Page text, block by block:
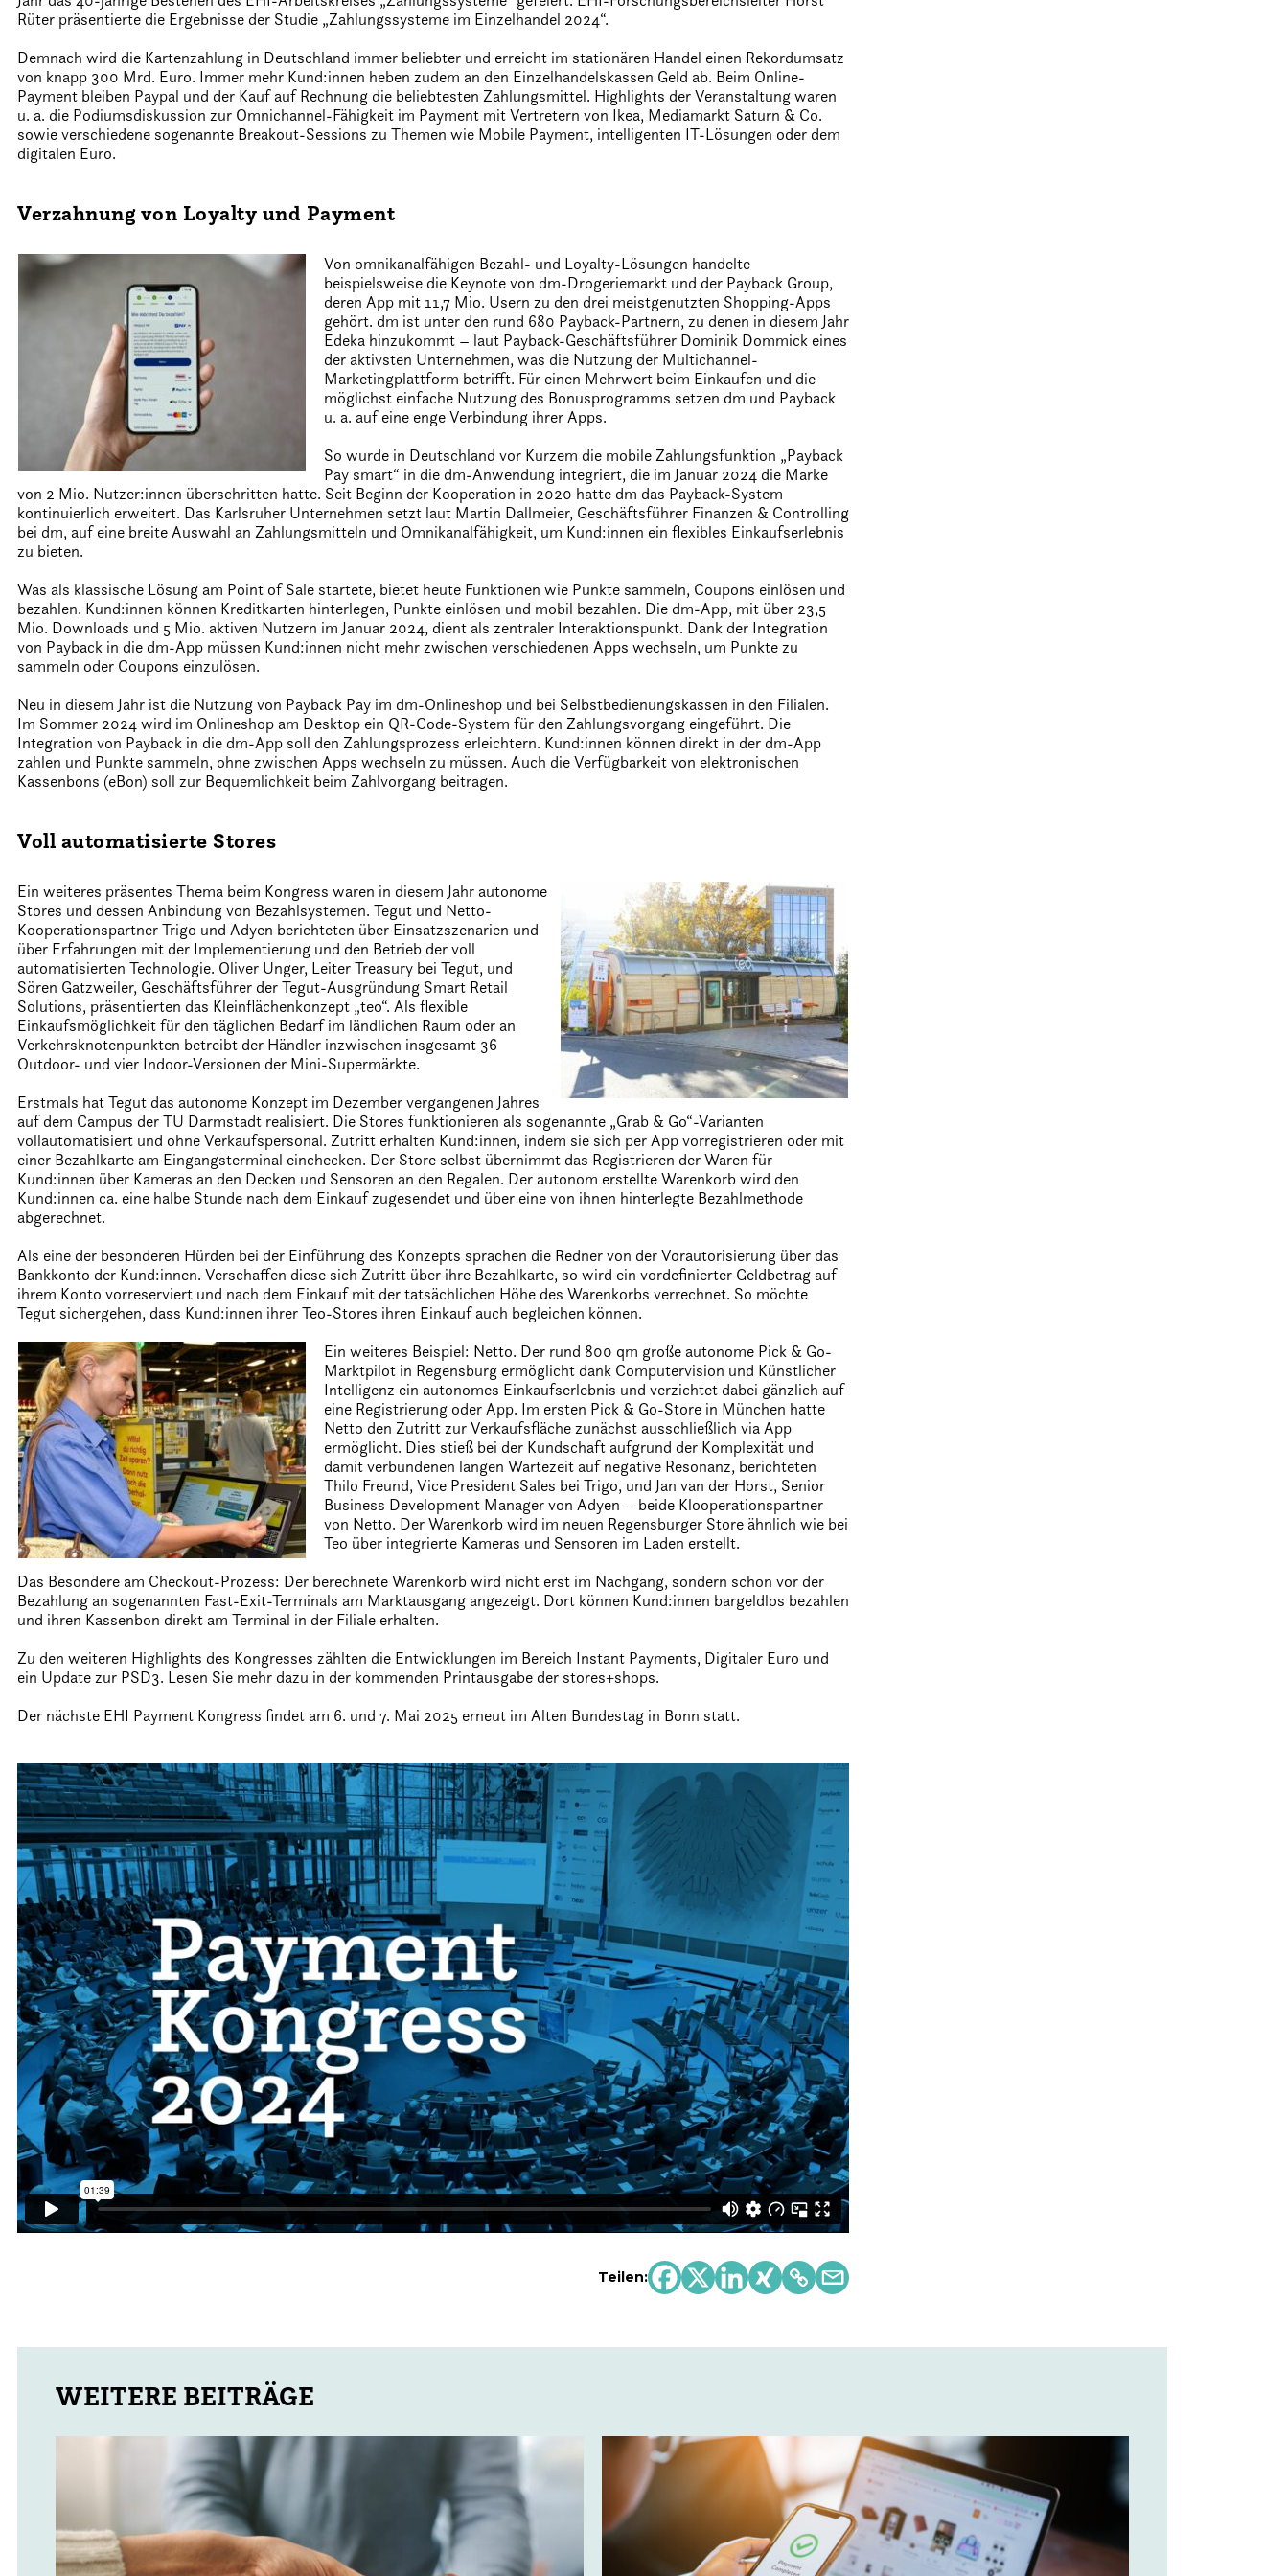
Rüter präsentierte die Ergebnisse der Studie „Zahlungssysteme im Einzelhandel 2024“.
Demnach wird die Kartenzahlung in Deutschland immer beliebter und erreicht im stationären Handel einen Rekordumsatz
von knapp 300 Mrd. Euro. Immer mehr Kund:innen heben zudem an den Einzelhandelskassen Geld ab. Beim Online-
Payment bleiben Paypal und der Kauf auf Rechnung die beliebtesten Zahlungsmittel. Highlights der Veranstaltung waren
u. a. die Podiumsdiskussion zur Omnichannel-Fähigkeit im Payment mit Vertretern von Ikea, Mediamarkt Saturn & Co.
sowie verschiedene sogenannte Breakout-Sessions zu Themen wie Mobile Payment, intelligenten IT-Lösungen oder dem
digitalen Euro.
Verzahnung von Loyalty und Payment
Von omnikanalfähigen Bezahl- und Loyalty-Lösungen handelte
beispielsweise die Keynote von dm-Drogeriemarkt und der Payback Group,
deren App mit 11,7 Mio. Usern zu den drei meistgenutzten Shopping-Apps
gehört. dm ist unter den rund 680 Payback-Partnern, zu denen in diesem Jahr
Edeka hinzukommt – laut Payback-Geschäftsführer Dominik Dommick eines
der aktivsten Unternehmen, was die Nutzung der Multichannel-
Marketingplattform betrifft. Für einen Mehrwert beim Einkaufen und die
möglichst einfache Nutzung des Bonusprogramms setzen dm und Payback
u. a. auf eine enge Verbindung ihrer Apps.
So wurde in Deutschland vor Kurzem die mobile Zahlungsfunktion „Payback
Pay smart“ in die dm-Anwendung integriert, die im Januar 2024 die Marke
von 2 Mio. Nutzer:innen überschritten hatte. Seit Beginn der Kooperation in 2020 hatte dm das Payback-System
kontinuierlich erweitert. Das Karlsruher Unternehmen setzt laut Martin Dallmeier, Geschäftsführer Finanzen & Controlling
bei dm, auf eine breite Auswahl an Zahlungsmitteln und Omnikanalfähigkeit, um Kund:innen ein flexibles Einkaufserlebnis
zu bieten.
Was als klassische Lösung am Point of Sale startete, bietet heute Funktionen wie Punkte sammeln, Coupons einlösen und
bezahlen. Kund:innen können Kreditkarten hinterlegen, Punkte einlösen und mobil bezahlen. Die dm-App, mit über 23,5
Mio. Downloads und 5 Mio. aktiven Nutzern im Januar 2024, dient als zentraler Interaktionspunkt. Dank der Integration
von Payback in die dm-App müssen Kund:innen nicht mehr zwischen verschiedenen Apps wechseln, um Punkte zu
sammeln oder Coupons einzulösen.
Neu in diesem Jahr ist die Nutzung von Payback Pay im dm-Onlineshop und bei Selbstbedienungskassen in den Filialen.
Im Sommer 2024 wird im Onlineshop am Desktop ein QR-Code-System für den Zahlungsvorgang eingeführt. Die
Integration von Payback in die dm-App soll den Zahlungsprozess erleichtern. Kund:innen können direkt in der dm-App
zahlen und Punkte sammeln, ohne zwischen Apps wechseln zu müssen. Auch die Verfügbarkeit von elektronischen
Kassenbons (eBon) soll zur Bequemlichkeit beim Zahlvorgang beitragen.
Voll automatisierte Stores
Ein weiteres präsentes Thema beim Kongress waren in diesem Jahr autonome
Stores und dessen Anbindung von Bezahlsystemen. Tegut und Netto-
Kooperationspartner Trigo und Adyen berichteten über Einsatzszenarien und
über Erfahrungen mit der Implementierung und den Betrieb der voll
automatisierten Technologie. Oliver Unger, Leiter Treasury bei Tegut, und
Sören Gatzweiler, Geschäftsführer der Tegut-Ausgründung Smart Retail
Solutions, präsentierten das Kleinflächenkonzept „teo“. Als flexible
Einkaufsmöglichkeit für den täglichen Bedarf im ländlichen Raum oder an
Verkehrsknotenpunkten betreibt der Händler inzwischen insgesamt 36
Outdoor- und vier Indoor-Versionen der Mini-Supermärkte.
Erstmals hat Tegut das autonome Konzept im Dezember vergangenen Jahres
auf dem Campus der TU Darmstadt realisiert. Die Stores funktionieren als sogenannte „Grab & Go“-Varianten
vollautomatisiert und ohne Verkaufspersonal. Zutritt erhalten Kund:innen, indem sie sich per App vorregistrieren oder mit
einer Bezahlkarte am Eingangsterminal einchecken. Der Store selbst übernimmt das Registrieren der Waren für
Kund:innen über Kameras an den Decken und Sensoren an den Regalen. Der autonom erstellte Warenkorb wird den
Kund:innen ca. eine halbe Stunde nach dem Einkauf zugesendet und über eine von ihnen hinterlegte Bezahlmethode
abgerechnet.
Als eine der besonderen Hürden bei der Einführung des Konzepts sprachen die Redner von der Vorautorisierung über das
Bankkonto der Kund:innen. Verschaffen diese sich Zutritt über ihre Bezahlkarte, so wird ein vordefinierter Geldbetrag auf
ihrem Konto vorreserviert und nach dem Einkauf mit der tatsächlichen Höhe des Warenkorbs verrechnet. So möchte
Tegut sichergehen, dass Kund:innen ihrer Teo-Stores ihren Einkauf auch begleichen können.
Ein weiteres Beispiel: Netto. Der rund 800 qm große autonome Pick & Go-
Marktpilot in Regensburg ermöglicht dank Computervision und Künstlicher
Intelligenz ein autonomes Einkaufserlebnis und verzichtet dabei gänzlich auf
eine Registrierung oder App. Im ersten Pick & Go-Store in München hatte
Netto den Zutritt zur Verkaufsfläche zunächst ausschließlich via App
ermöglicht. Dies stieß bei der Kundschaft aufgrund der Komplexität und
damit verbundenen langen Wartezeit auf negative Resonanz, berichteten
Thilo Freund, Vice President Sales bei Trigo, und Jan van der Horst, Senior
Business Development Manager von Adyen – beide Klooperationspartner
von Netto. Der Warenkorb wird im neuen Regensburger Store ähnlich wie bei
Teo über integrierte Kameras und Sensoren im Laden erstellt.
Das Besondere am Checkout-Prozess: Der berechnete Warenkorb wird nicht erst im Nachgang, sondern schon vor der
Bezahlung an sogenannten Fast-Exit-Terminals am Marktausgang angezeigt. Dort können Kund:innen bargeldlos bezahlen
und ihren Kassenbon direkt am Terminal in der Filiale erhalten.
Zu den weiteren Highlights des Kongresses zählten die Entwicklungen im Bereich Instant Payments, Digitaler Euro und
ein Update zur PSD3. Lesen Sie mehr dazu in der kommenden Printausgabe der stores+shops.
Der nächste EHI Payment Kongress findet am 6. und 7. Mai 2025 erneut im Alten Bundestag in Bonn statt.
Teilen: